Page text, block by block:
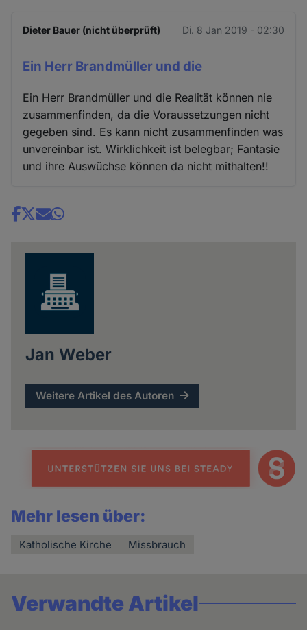
Dieter Bauer (nicht überprüft) Di. 8 Jan 2019 - 02:30
Ein Herr Brandmüller und die
Ein Herr Brandmüller und die Realität können nie
zusammenfinden, da die Voraussetzungen nicht
gegeben sind. Es kann nicht zusammenfinden was
unvereinbar ist. Wirklichkeit ist belegbar; Fantasie
und ihre Auswüchse können da nicht mithalten!!
Share
Jan Weber
Weitere Artikel des Autoren
Mehr lesen über:
Katholische Kirche Missbrauch
Verwandte Artikel